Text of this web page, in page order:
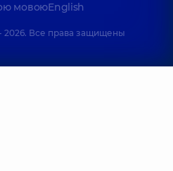
мовоюEnglish
2026. Все права защищены